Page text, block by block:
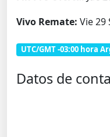
Vivo Remate: Vie 29
UTC/GMT -03:00 hora
Datos de